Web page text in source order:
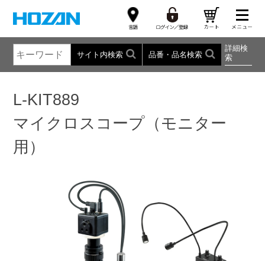
サイト内検索 品番・品名検索
詳細検
索
L-KIT889
マイクロスコープ（モニター
用）